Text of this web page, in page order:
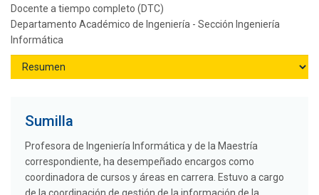
Docente a tiempo completo (DTC)
Departamento Académico de Ingeniería - Sección Ingeniería
Informática
Sumilla
Profesora de Ingeniería Informática y de la Maestría
correspondiente, ha desempeñado encargos como
coordinadora de cursos y áreas en carrera. Estuvo a cargo